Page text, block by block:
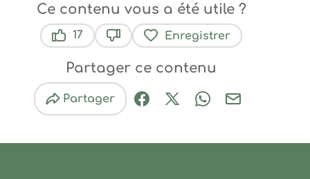
Ce contenu vous a été utile ?
17
Enregistrer
Partager ce contenu
Partager
Partager sur Facebook
Partager sur X / Twitter
Partager sur
Partager par